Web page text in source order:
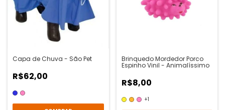
Capa de Chuva - São Pet
R$62,00
Brinquedo Mordedor Porco
Espinho Vinil - Animalíssimo
R$8,00
+1